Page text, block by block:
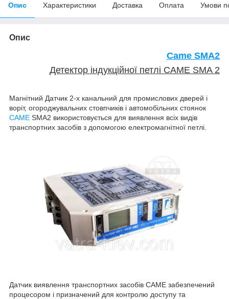
Опис Характеристики Доставка Оплата Умови
Опис
Came SMA2
Детектор індукційної петлі CAME SMA 2
Магнітний Датчик 2-х канальний для промислових дверей і
воріт, огороджувальних стовпчиків і автомобільних стоянок
CAME SMA2 використовується для виявлення всіх видів
транспортних засобів з допомогою електромагнітної петлі.
Датчик виявлення транспортних засобів CAME забезпечений
процесором і призначений для контролю доступу та